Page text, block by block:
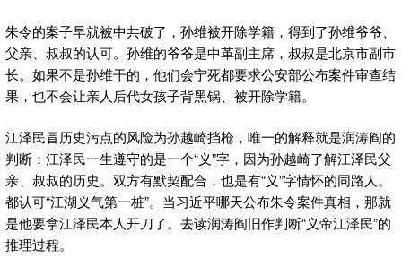
朱令的案子早就被中共破了，孙维被开除学籍，得到了孙维爷爷、
父亲、叔叔的认可。孙维的爷爷是中革副主席，叔叔是北京市副市
长。如果不是孙维干的，他们会宁死都要求公安部公布案件审查结
果，也不会让亲人后代女孩子背黑锅、被开除学籍。
江泽民冒历史污点的风险为孙越崎挡枪，唯一的解释就是润涛阎的
判断：江泽民一生遵守的是一个“义”字，因为孙越崎了解江泽民父
亲、叔叔的历史。双方有默契配合，也是有“义”字情怀的同路人。
都认可“江湖义气第一桩”。当习近平哪天公布朱令案件真相，那就
是他要拿江泽民本人开刀了。去读润涛阎旧作判断“义帝江泽民”的
推理过程。